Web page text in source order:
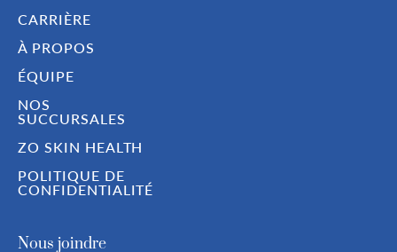
CARRIÈRE
À PROPOS
ÉQUIPE
NOS
SUCCURSALES
ZO SKIN HEALTH
POLITIQUE DE
CONFIDENTIALITÉ
Nous joindre